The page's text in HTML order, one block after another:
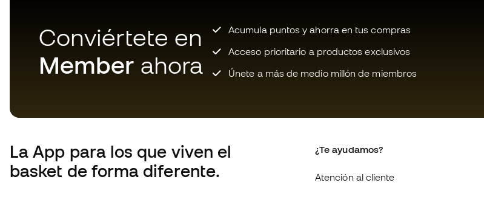
Conviértete en
Member ahora
Acumula puntos y ahorra en tus compras
Acceso prioritario a productos exclusivos
Únete a más de medio millón de miembros
La App para los que viven el
basket de forma diferente.
¿Te ayudamos?
Atención al cliente